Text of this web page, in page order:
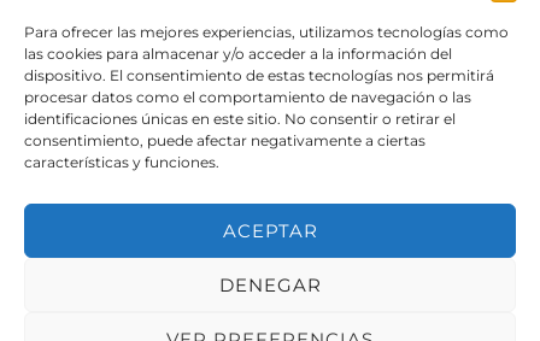
Para ofrecer las mejores experiencias, utilizamos tecnologías como
las cookies para almacenar y/o acceder a la información del
dispositivo. El consentimiento de estas tecnologías nos permitirá
procesar datos como el comportamiento de navegación o las
identificaciones únicas en este sitio. No consentir o retirar el
consentimiento, puede afectar negativamente a ciertas
características y funciones.
ACEPTAR
DENEGAR
Tenerife
Gran Canaria
La Palma
Fuerteventura
La Gomera